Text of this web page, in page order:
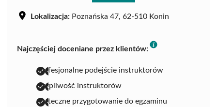
Lokalizacja: Poznańska 47, 62-510 Konin
Najczęściej doceniane przez klientów:
profesjonalne podejście instruktorów
cierpliwość instruktorów
skuteczne przygotowanie do egzaminu